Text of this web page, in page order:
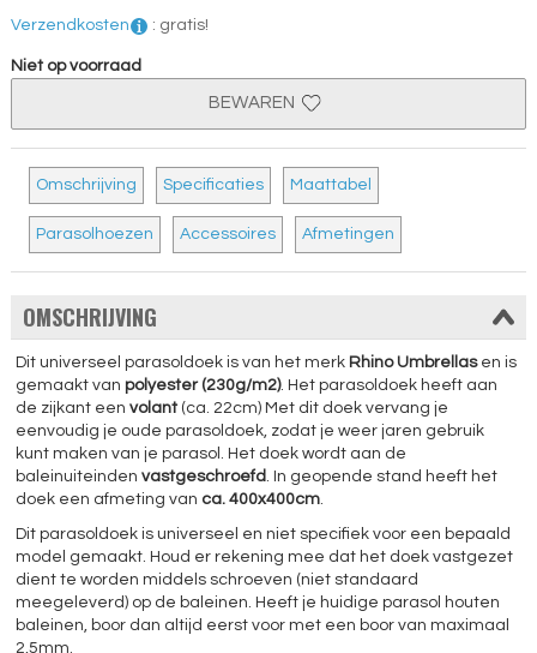
Verzendkosten : gratis!
Niet op voorraad
BEWAREN
Omschrijving Specificaties Maattabel
Parasolhoezen Accessoires Afmetingen
OMSCHRIJVING
Dit universeel parasoldoek is van het merk Rhino Umbrellasen is
gemaakt van polyester (230g/m2). Het parasoldoek heeft aan
de zijkant eenvolant (ca. 22cm) Met dit doek vervang je
eenvoudig je oude parasoldoek, zodat je weer jaren gebruik
kunt maken van je parasol. Het doek wordt aan de
baleinuiteindenvastgeschroefd . In geopende stand heeft het
doek een afmeting van ca. 400x400cm.
Dit parasoldoek is universeel en niet specifiek voor een bepaald
model gemaakt. Houd er rekening mee dat het doek vastgezet
dient te worden middels schroeven (niet standaard
meegeleverd) op de baleinen. Heeft je huidige parasol houten
baleinen, boor dan altijd eerst voor met een boor van maximaal
2,5mm.